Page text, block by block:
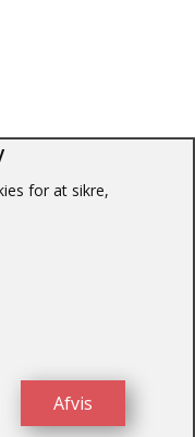
for at sikre,
Afvis